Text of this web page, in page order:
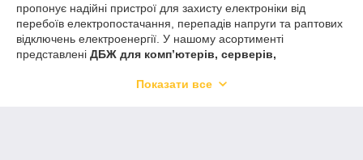
пропонує надійні пристрої для захисту електроніки від
перебоїв електропостачання, перепадів напруги та раптових
відключень електроенергії. У нашому асортименті
представлені ДБЖ для комп’ютерів, серверів,
, а також супутні аксесуари.
Показати все